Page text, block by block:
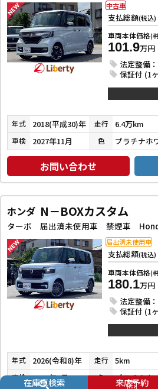
支払総額(税込)
車両本体価格(
101.9万円
法定整備
保証付 (1
中古車
年式 2018(平成30)年 走行 6.4万km
車検 2027年11月 色
お問い合わせ
ホンダ N－BOXカスタム
支払総額(税込)
車両本体価格(
180.1万円
法定整備
保証付 (1
届出済未使用車
年式 2026(令和8)年 走行 5km
車検 2029年7月 色
在庫車検索 来店予約